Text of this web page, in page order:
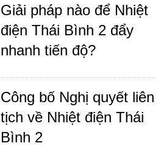
Giải pháp nào để Nhiệt
điện Thái Bình 2 đẩy
nhanh tiến độ?
Công bố Nghị quyết liên
tịch về Nhiệt điện Thái
Bình 2